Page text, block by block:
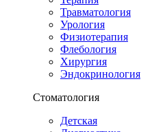
Травматология
Урология
Физиотерапия
Флебология
Хирургия
Эндокринология
Стоматология
Детская